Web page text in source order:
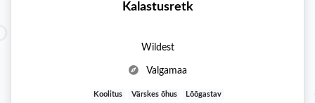
Kalastusretk
Wildest
Valgamaa
Koolitus Värskes õhus Lõõgastav